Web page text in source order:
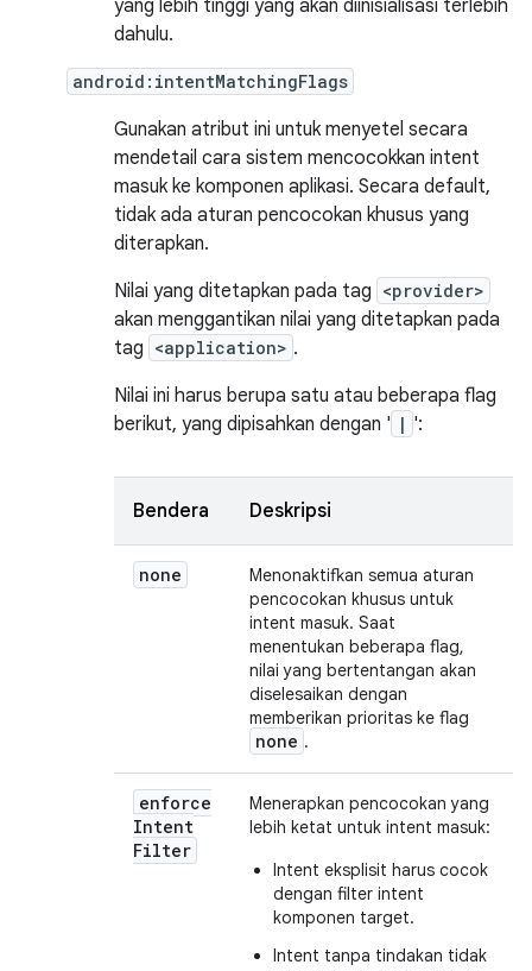
yang lebih tinggi yang akan diinisialisasi terlebih
dahulu.
android:intentMatchingFlags
Gunakan atribut ini untuk menyetel secara
mendetail cara sistem mencocokkan intent
masuk ke komponen aplikasi. Secara default,
tidak ada aturan pencocokan khusus yang
diterapkan.
Nilai yang ditetapkan pada tag <provider>
akan menggantikan nilai yang ditetapkan pada
tag <application> .
Nilai ini harus berupa satu atau beberapa flag
berikut, yang dipisahkan dengan ' | ':
Bendera Deskripsi
none
Menonaktifkan semua aturan
pencocokan khusus untuk
intent masuk. Saat
menentukan beberapa flag,
nilai yang bertentangan akan
diselesaikan dengan
memberikan prioritas ke flag
none .
enforce
Intent
Filter
Menerapkan pencocokan yang
lebih ketat untuk intent masuk:
Intent eksplisit harus cocok
dengan filter intent
komponen target.
Intent tanpa tindakan tidak